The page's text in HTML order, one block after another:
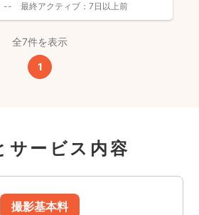
-- 最終アクティブ： 7日以上前
全7件を表示
1
サービス内容
撮影基本料